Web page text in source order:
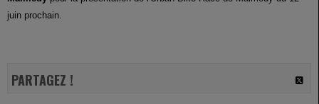
juin prochain.
PARTAGEZ !